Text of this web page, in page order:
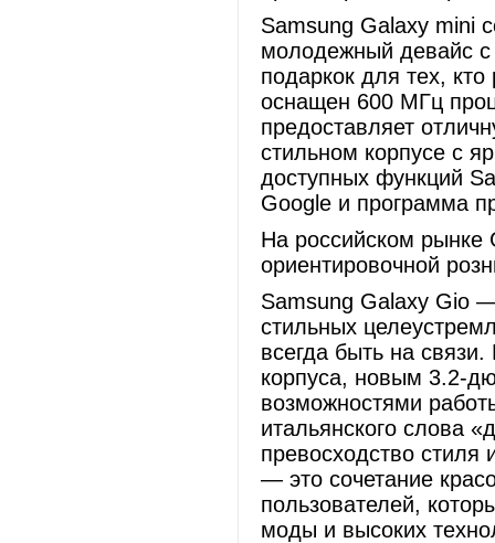
Samsung Galaxy mini
молодежный девайс
подаркок для тех,
оснащен 600 МГц
предоставляет
стильном корпусе с
доступных функций
Google и программа
На российском рынке
ориентировочной
Samsung Galaxy Gio
стильных
всегда быть на
корпуса, новым 3.2-
возможностями
итальянского слова
превосходство стиля
— это сочетание
пользователей,
моды и высоких